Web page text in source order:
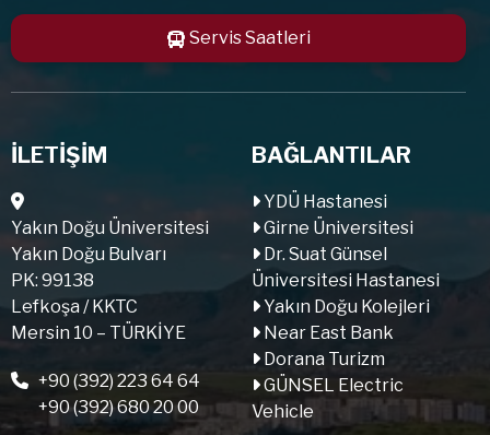
Servis Saatleri
İLETİŞİM
Yakın Doğu Üniversitesi
Yakın Doğu Bulvarı
PK: 99138
Lefkoşa / KKTC
Mersin 10 – TÜRKİYE
+90 (392) 223 64 64
+90 (392) 680 20 00
BAĞLANTILAR
YDÜ Hastanesi
Girne Üniversitesi
Dr. Suat Günsel
Üniversitesi Hastanesi
Yakın Doğu Kolejleri
Near East Bank
Dorana Turizm
GÜNSEL Electric
Vehicle